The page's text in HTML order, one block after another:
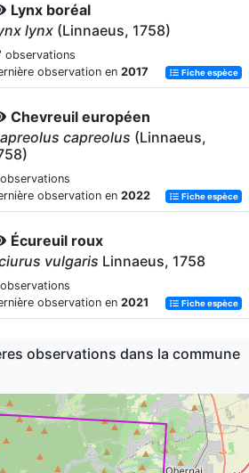
Lynx boréal
lynx (Linnaeus, 1758)
observations
observation en 2017 Fiche espèce
Chevreuil européen
capreolus (Linnaeus,
observations
observation en 2022 Fiche espèce
Écureuil roux
vulgaris Linnaeus, 1758
observations
observation en 2021 Fiche espèce
Cerf élaphe
observation en 2021 Fiche espèce
Hérisson d'Europe
observations dans la commune